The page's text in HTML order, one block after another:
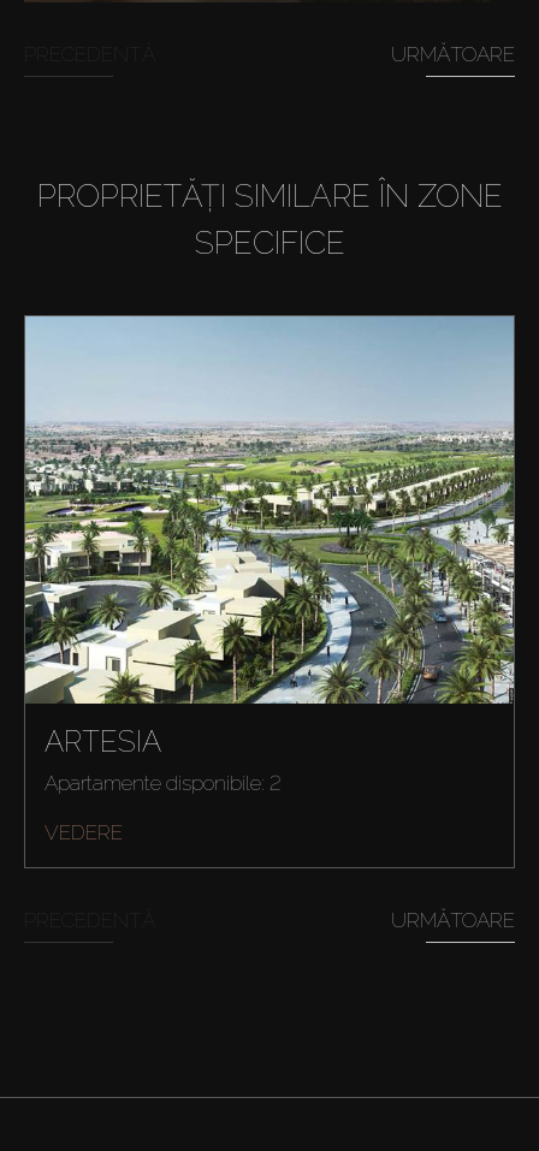
URMĂTOARE
PROPRIETĂȚI SIMILARE ÎN ZONE
SPECIFICE
ARTESIA
Apartamente disponibile: 2
VEDERE
URMĂTOARE